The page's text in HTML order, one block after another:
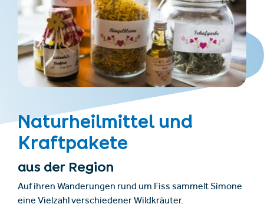
Naturheilmittel und
Kraftpakete
aus der Region
Auf ihren Wanderungen rund um Fiss sammelt Simone
eine Vielzahl verschiedener Wildkräuter.